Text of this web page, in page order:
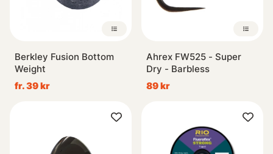
Berkley Fusion Bottom
Weight
fr. 39 kr
Ahrex FW525 - Super
Dry - Barbless
89 kr